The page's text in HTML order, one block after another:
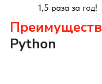
1,5 раза за год!
Python